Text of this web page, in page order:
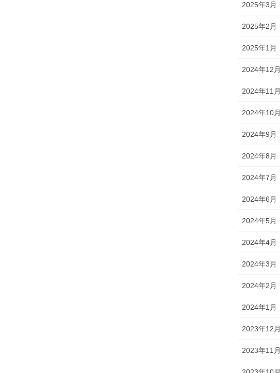
2025年3月
2025年2月
2025年1月
2024年12月
2024年11月
2024年10月
2024年9月
2024年8月
2024年7月
2024年6月
2024年5月
2024年4月
2024年3月
2024年2月
2024年1月
2023年12月
2023年11月